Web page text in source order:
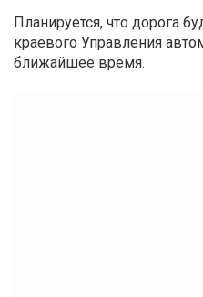
Планируется, что дорога
краевого Управления
ближайшее время.